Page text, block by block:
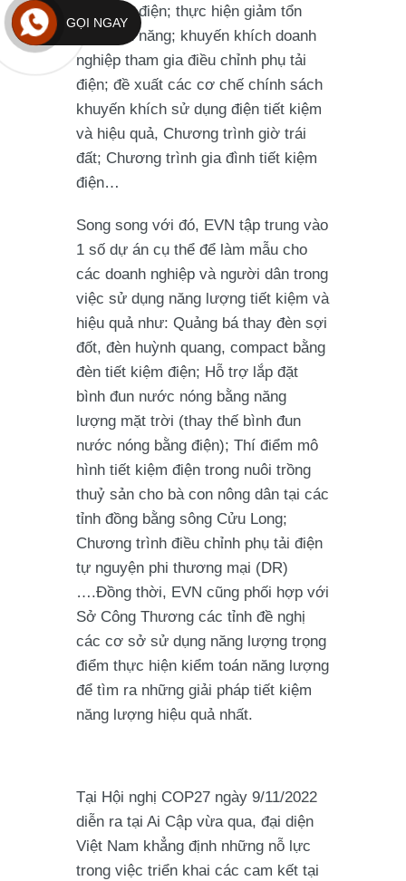
tiết kiệm điện; thực hiện giảm tổn
thất điện năng; khuyến khích doanh
nghiệp tham gia điều chỉnh phụ tải
điện; đề xuất các cơ chế chính sách
khuyến khích sử dụng điện tiết kiệm
và hiệu quả, Chương trình giờ trái
đất; Chương trình gia đình tiết kiệm
điện…
Song song với đó, EVN tập trung vào
1 số dự án cụ thể để làm mẫu cho
các doanh nghiệp và người dân trong
việc sử dụng năng lượng tiết kiệm và
hiệu quả như: Quảng bá thay đèn sợi
đốt, đèn huỳnh quang, compact bằng
đèn tiết kiệm điện; Hỗ trợ lắp đặt
bình đun nước nóng bằng năng
lượng mặt trời (thay thế bình đun
nước nóng bằng điện); Thí điểm mô
hình tiết kiệm điện trong nuôi trồng
thuỷ sản cho bà con nông dân tại các
tỉnh đồng bằng sông Cửu Long;
Chương trình điều chỉnh phụ tải điện
tự nguyện phi thương mại (DR)
….Đồng thời, EVN cũng phối hợp với
Sở Công Thương các tỉnh đề nghị
các cơ sở sử dụng năng lượng trọng
điểm thực hiện kiểm toán năng lượng
để tìm ra những giải pháp tiết kiệm
năng lượng hiệu quả nhất.
Tại Hội nghị COP27 ngày 9/11/2022
diễn ra tại Ai Cập vừa qua, đại diện
Việt Nam khẳng định những nỗ lực
trong việc triển khai các cam kết tại
GỌI NGAY